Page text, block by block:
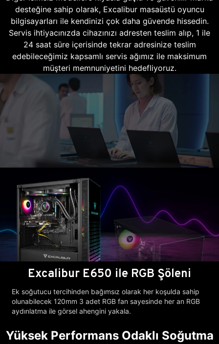
desteğine sahip olarak, Excalibur masaüstü oyuncu
bilgisayarları ile kendinizi çok daha güvende hissedin.
Servis ihtiyacınızda cihazınızı adresten teslim alıp, 1 ile
24 saat süre içerisinde tekrar adresinize teslim
edebileceğimiz kapsamlı servis ağımız ile maksimum
müşteri memnuniyetini hedefliyoruz.
Excalibur E650 ile RGB Şöleni
Ek soğutucu tercihinden bağımsız olarak her koşulda sahip
olunabilecek 120mm 3 adet RGB fan sayesinde her an RGB
aydınlatma ile görsel ahengini yakala.
Yüksek Performans Odaklı Soğutma